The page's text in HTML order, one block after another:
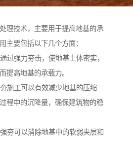
理技术，主要用于提高地基的承
主要包括以下几个方面：
过强力夯击，使地基土体密实，
提高地基的承载力。
施工可以有效减少地基的压缩
程中的沉降量，确保建筑物的稳
夯可以消除地基中的软弱夹层和